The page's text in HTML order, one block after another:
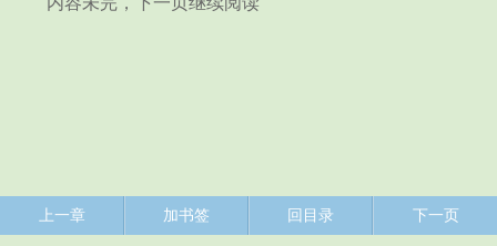
上一章 加书签 回目录 下一页